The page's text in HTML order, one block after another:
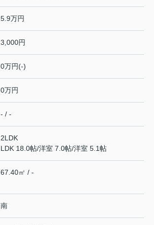
5.9万円
3,000円
0万円(-)
0万円
- / -
2LDK
LDK 18.0帖/洋室 7.0帖/洋室 5.1帖
67.40㎡ / -
南